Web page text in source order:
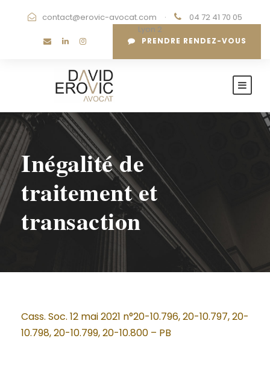
contact@erovic-avocat.com ·
04 72 41 70 05
·
Lyon 2
PRENDRE RENDEZ-VOUS
Inégalité de
traitement et
transaction
Cass. Soc. 12 mai 2021 n°20-10.796, 20-10.797, 20-
10.798, 20-10.799, 20-10.800 – PB